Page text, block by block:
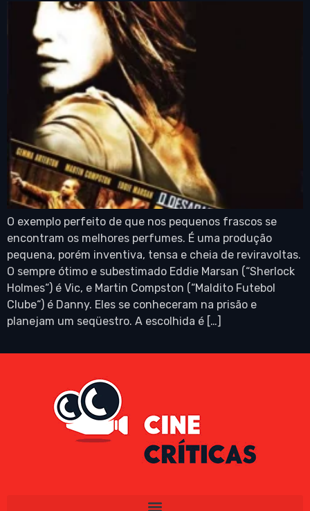
O exemplo perfeito de que nos pequenos frascos se
encontram os melhores perfumes. É uma produção
pequena, porém inventiva, tensa e cheia de reviravoltas.
O sempre ótimo e subestimado Eddie Marsan (“Sherlock
Holmes“) é Vic, e Martin Compston (“Maldito Futebol
Clube“) é Danny. Eles se conheceram na prisão e
planejam um seqüestro. A escolhida é […]